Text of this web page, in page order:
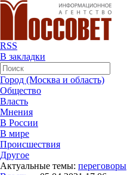
RSS
В закладки
Город (Москва и область)
Общество
Власть
Мнения
В России
В мире
Происшествия
Другое
Актуальные темы: переговоры